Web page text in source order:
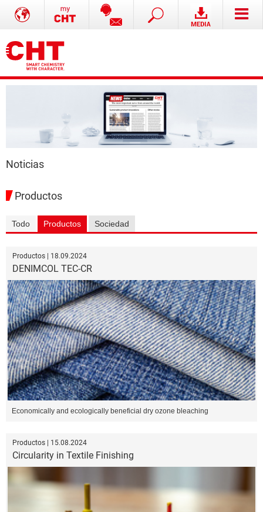
Noticias
Productos
Todo Productos Sociedad
Productos | 18.09.2024
DENIMCOL TEC-CR
Economically and ecologically beneficial dry ozone bleaching
Productos | 15.08.2024
Circularity in Textile Finishing